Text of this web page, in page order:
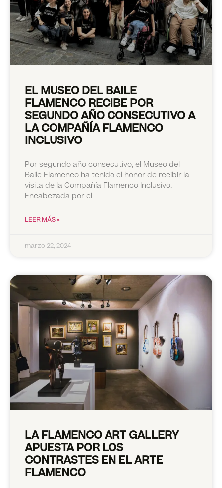
EL MUSEO DEL BAILE
FLAMENCO RECIBE POR
SEGUNDO AÑO CONSECUTIVO A
LA COMPAÑÍA FLAMENCO
INCLUSIVO
Por segundo año consecutivo, el Museo del
Baile Flamenco ha tenido el honor de recibir la
visita de la Compañía Flamenco Inclusivo.
Encabezada por el
LEER MÁS »
marzo 22, 2024
LA FLAMENCO ART GALLERY
APUESTA POR LOS
CONTRASTES EN EL ARTE
FLAMENCO